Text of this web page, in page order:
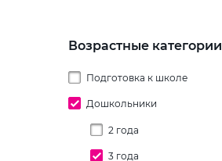
Возрастные категории
Подготовка к школе
Дошкольники
2 года
3 года